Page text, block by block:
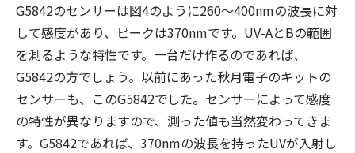
G5842のセンサーは図4のように260〜400nmの波長に対
して感度があり、ピークは370nmです。UV-AとBの範囲
を測るような特性です。一台だけ作るのであれば、
G5842の方でしょう。以前にあった秋月電子のキットの
センサーも、このG5842でした。センサーによって感度
の特性が異なりますので、測った値も当然変わってきま
す。G5842であれば、370nmの波長を持ったUVが入射し